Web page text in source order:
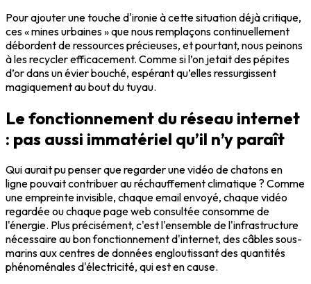
Pour ajouter une touche d'ironie à cette situation déjà critique,
ces « mines urbaines » que nous remplaçons continuellement
débordent de ressources précieuses, et pourtant, nous peinons
à les recycler efficacement. Comme si l’on jetait des pépites
d’or dans un évier bouché, espérant qu’elles ressurgissent
magiquement au bout du tuyau.
Le fonctionnement du réseau internet
: pas aussi immatériel qu’il n’y paraît
Qui aurait pu penser que regarder une vidéo de chatons en
ligne pouvait contribuer au réchauffement climatique ? Comme
une empreinte invisible, chaque email envoyé, chaque vidéo
regardée ou chaque page web consultée consomme de
l'énergie. Plus précisément, c'est l'ensemble de l'infrastructure
nécessaire au bon fonctionnement d'internet, des câbles sous-
marins aux centres de données engloutissant des quantités
phénoménales d'électricité, qui est en cause.